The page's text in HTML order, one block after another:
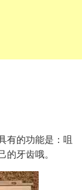
有的功能是：咀
牙齿哦。